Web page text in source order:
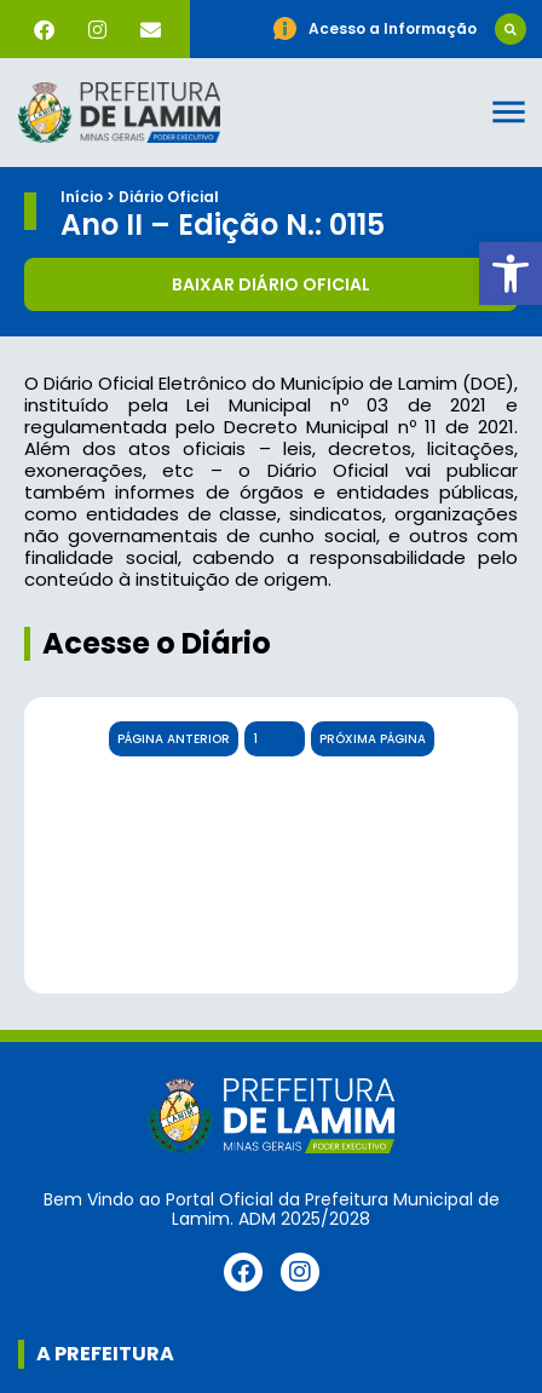
Acesso a Informação
Início > Diário Oficial
Ano II – Edição N.: 0115
BAIXAR DIÁRIO OFICIAL
O Diário Oficial Eletrônico do Município de Lamim (DOE),
instituído pela Lei Municipal nº 03 de 2021 e
regulamentada pelo Decreto Municipal nº 11 de 2021.
Além dos atos oficiais – leis, decretos, licitações,
exonerações, etc – o Diário Oficial vai publicar
também informes de órgãos e entidades públicas,
como entidades de classe, sindicatos, organizações
não governamentais de cunho social, e outros com
finalidade social, cabendo a responsabilidade pelo
conteúdo à instituição de origem.
Acesse o Diário
PÁGINA ANTERIOR PRÓXIMA PÁGINA
Bem Vindo ao Portal Oficial da Prefeitura Municipal de
Lamim. ADM 2025/2028
A PREFEITURA